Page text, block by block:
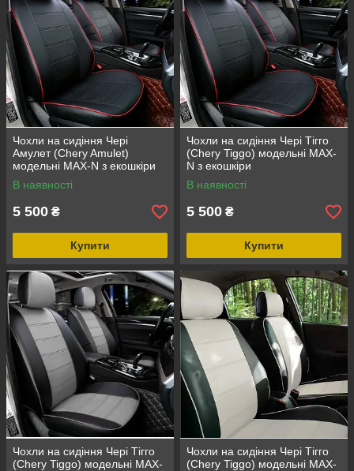
Чохли на сидіння Чері
Амулет (Chery Amulet)
модельні MAX-N з екошкіри
В наявності
5 500 ₴
Купити
Чохли на сидіння Чері Тігго
(Chery Tiggo) модельні MAX-
N з екошкіри
В наявності
5 500 ₴
Купити
Чохли на сидіння Чері Тігго
(Chery Tiggo) модельні MAX-
Чохли на сидіння Чері Тігго
(Chery Tiggo) модельні MAX-